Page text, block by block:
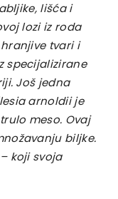
lišća i
lozi iz roda
tvari i
specijalizirane
Još jedna
arnoldii je
meso. Ovaj
biljke.
koji svoja